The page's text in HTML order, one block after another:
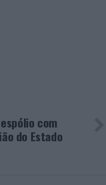
com
do Estado